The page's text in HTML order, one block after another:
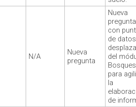
N/A
Nueva
pregunta
Nueva
pregunta
con
de datos
del
Bosques
para
la
de